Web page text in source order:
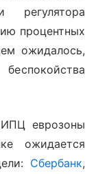
регулятора
процентных
ожидалось,
еврозоны
ожидается
Сбербанк,